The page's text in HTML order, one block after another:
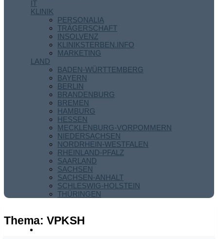
IT
KLINIK
PERSONALIA
TRÄGERSCHAFT
INSOLVENZ
KLINIKSTERBEN.INFO
MARKETING
LAND
BADEN-WÜRTTEMBERG
BAYERN
BERLIN
BRANDENBURG
BREMEN
HAMBURG
HESSEN
MECKLENBURG-VORPOMMERN
NIEDERSACHSEN
NORDRHEIN-WESTFALEN
RHEINLAND-PFALZ
SAARLAND
SACHSEN
SACHSEN-ANHALT
SCHLESWIG-HOLSTEIN
THÜRINGEN
Thema: VPKSH